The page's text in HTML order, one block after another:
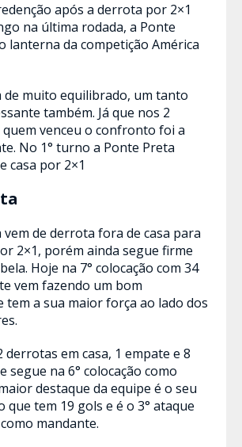
após a derrota por 2×1
na última rodada, a Ponte
lanterna da competição América
de muito equilibrado, um tanto
também. Já que nos 2
venceu o confronto foi a
No 1° turno a Ponte Preta
casa por 2×1
vem de derrota fora de casa para
2×1, porém ainda segue firme
Hoje na 7° colocação com 34
vem fazendo um bom
tem a sua maior força ao lado dos
derrotas em casa, 1 empate e 8
segue na 6° colocação como
destaque da equipe é o seu
que tem 19 gols e é o 3° ataque
mandante.